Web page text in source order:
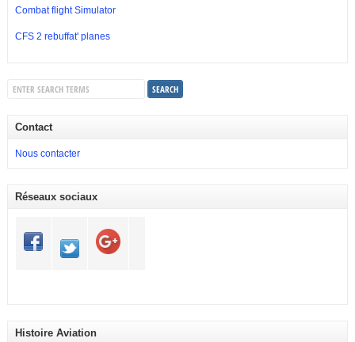
Combat flight Simulator
CFS 2 rebuffat' planes
Contact
Nous contacter
Réseaux sociaux
Histoire Aviation